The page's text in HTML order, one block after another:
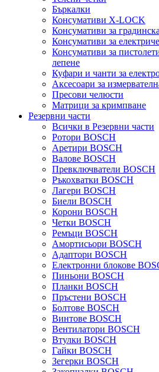
Бъркалки
Консумативи X-LOCK
Консумативи за
Консумативи за
Консумативи за
лепене
Куфари и чанти за
Аксесоари за
Пресови челюсти
Матрици за кримпване
Резервни части
Всички в Резервни части
Ротори BOSCH
Аретири BOSCH
Валове BOSCH
Превключватели BOSCH
Ръкохватки BOSCH
Лагери BOSCH
Биели BOSCH
Корони BOSCH
Четки BOSCH
Ремъци BOSCH
Амортисьори BOSCH
Адаптори BOSCH
Електронни блокове
Пиньони BOSCH
Планки BOSCH
Пръстени BOSCH
Болтове BOSCH
Винтове BOSCH
Вентилатори BOSCH
Втулки BOSCH
Гайки BOSCH
Зегерки BOSCH